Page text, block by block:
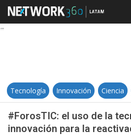
Tecnología Innovación Ciencia
#ForosTIC: el uso de la
innovación para la